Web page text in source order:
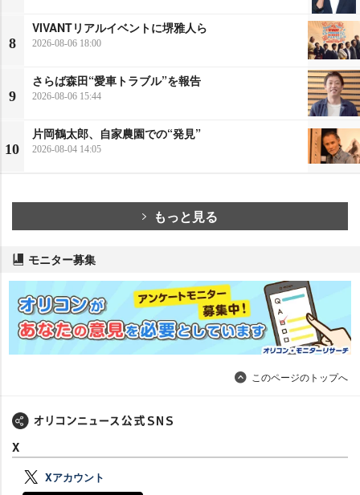
8
VIVANTリアルイベントに堺雅人ら
2026-08-06 18:00
9
さらば森田“愛車トラブル”を報告
2026-08-06 15:44
10
片岡鶴太郎、自家農園での“発見”
2026-08-04 14:05
もっと見る
モニター募集
このページのトップへ
X
Xアカウント